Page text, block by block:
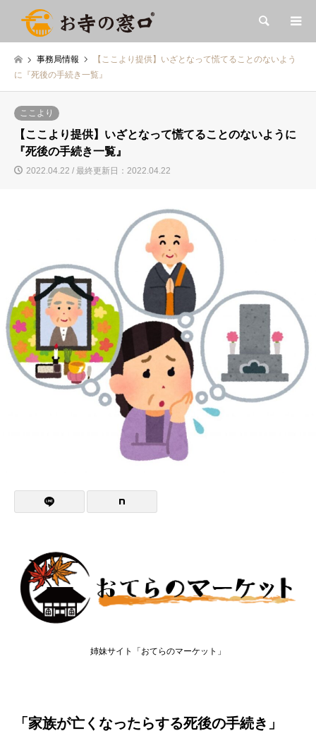
検索
事務局情報
【ここより提供】いざとなって慌てることのないよう
に『死後の手続き一覧』
ここより
【ここより提供】いざとなって慌てることのないように
『死後の手続き一覧』
2022.04.22 / 最終更新日：2022.04.22
姉妹サイト「おてらのマーケット」
「家族が亡くなったらする死後の手続き」